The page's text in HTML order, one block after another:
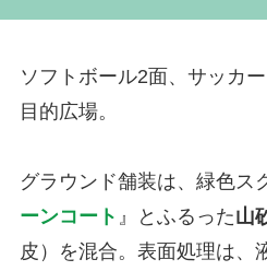
ソフトボール2面、サッカ
目的広場。
グラウンド舗装は、緑色ス
ーンコート 』とふるった山
皮）を混合。表面処理は、